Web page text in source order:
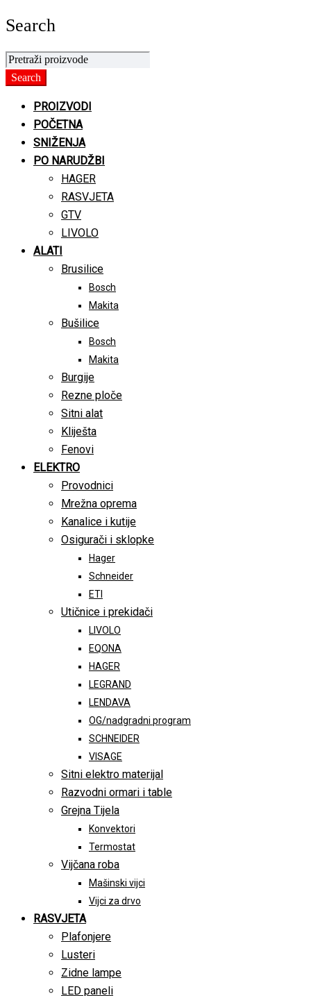
Search
PROIZVODI
POČETNA
SNIŽENJA
PO NARUDŽBI
HAGER
RASVJETA
GTV
LIVOLO
ALATI
Brusilice
Bosch
Makita
Bušilice
Bosch
Makita
Burgije
Rezne ploče
Sitni alat
Kliješta
Fenovi
ELEKTRO
Provodnici
Mrežna oprema
Kanalice i kutije
Osigurači i sklopke
Hager
Schneider
ETI
Utičnice i prekidači
LIVOLO
EQONA
HAGER
LEGRAND
LENDAVA
OG/nadgradni program
SCHNEIDER
VISAGE
Sitni elektro materijal
Razvodni ormari i table
Grejna Tijela
Konvektori
Termostat
Vijčana roba
Mašinski vijci
Vijci za drvo
RASVJETA
Plafonjere
Lusteri
Zidne lampe
LED paneli